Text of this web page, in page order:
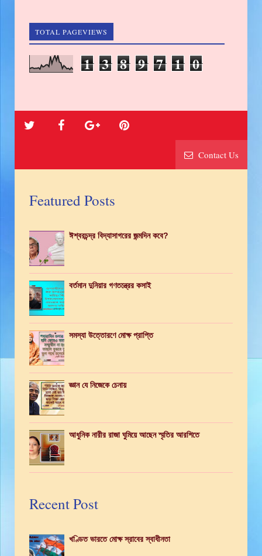
TOTAL PAGEVIEWS
1 3 8 9 7 1 0
Contact Us
Featured Posts
ঈশ্বরচন্দ্র বিদ্যাসাগরের জন্মদিন কবে?
বর্তমান দুনিয়ার গণতন্ত্রের কসাই
সমস্যা উত্তোরণে মোক্ষ প্রাপ্তি
জ্ঞান যে নিজেকে চেনায়
আধুনিক নারীর রাজা ঘুমিয়ে আছেন স্মৃতির আরশিতে
Recent Post
খণ্ডিত ভারতে মোক্ষ স্রাবের স্বাধীনতা